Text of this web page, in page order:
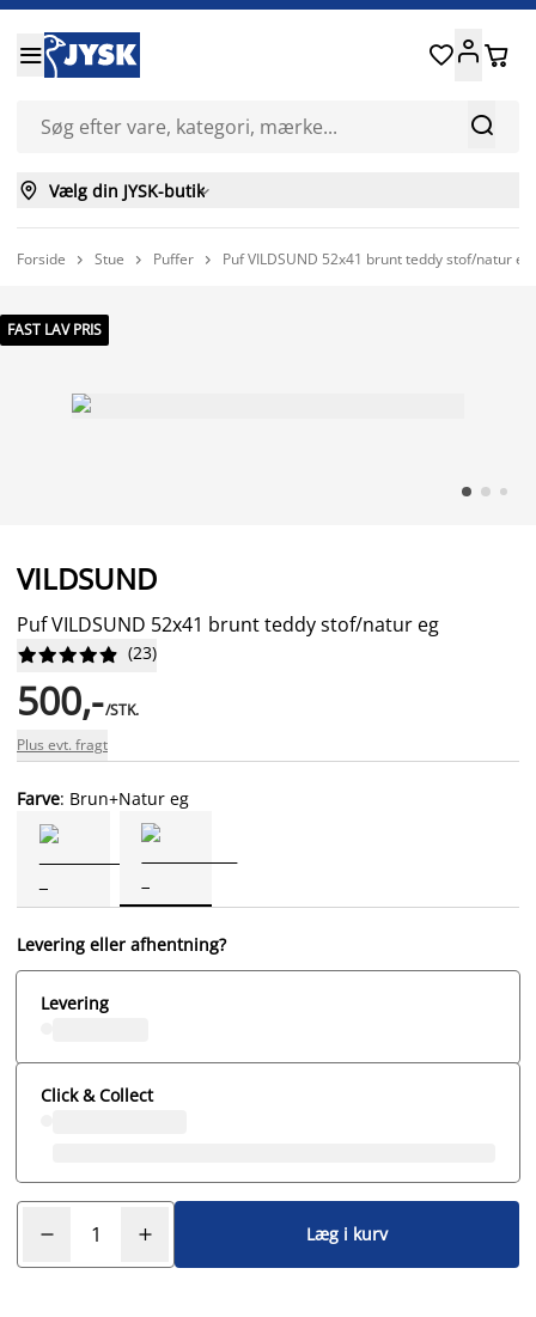


 
 Vælg din JYSK-butik
Forside  Stue  Puffer  Puf VILDSUND 52x41 brunt teddy stof/natur eg
FAST LAV PRIS
VILDSUND
Puf VILDSUND 52x41 brunt teddy stof/natur eg





 (23)
500,-/STK.
Plus evt. fragt
Farve: Brun+Natur eg
Levering eller afhentning?
Levering
Click & Collect
Læg i kurv